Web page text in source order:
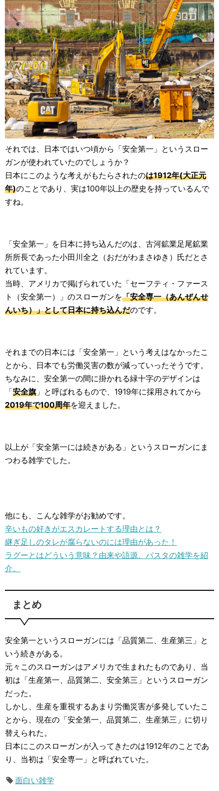
それでは、日本ではいつ頃から「安全第一」というスロー
ガンが使われていたのでしょうか？
日本にこのような考えがもたらされたのは1912年(大正元
年)のことであり、実は100年以上の歴史を持っているんで
すね。
「安全第一」を日本に持ち込んだのは、古河鉱業足尾鉱業
所所長であった小田川全之（おだがわまさゆき）氏だとさ
れています。
当時、アメリカで掲げられていた「セーフティ・ファース
ト（安全第一）」のスローガンを「安全専一（あんぜんせ
んいち）」として日本に持ち込んだのです。
それまでの日本には「安全第一」という考えはなかったこ
とから、日本でも労働災害の数が減っていったそうです。
ちなみに、安全第一の間に掛かれる緑十字のデザインは
「安全旗」と呼ばれるもので、1919年に採用されてから
2019年で100周年を迎えました。
以上が「安全第一には続きがある」というスローガンにま
つわる雑学でした。
他にも、こんな雑学がお勧めです。
辛いもの好きがエスカレートする理由とは？
継ぎ足しのタレが腐らないのには理由があった！
ラグーとはどういう意味？由来や語源、パスタの雑学を紹
介。
まとめ
安全第一というスローガンには「品質第二、生産第三」と
いう続きがある。
元々このスローガンはアメリカで生まれたものであり、当
初は「生産第一、品質第二、安全第三」というスローガン
だった。
しかし、生産を重視するあまり労働災害が多発していたこ
とから、現在の「安全第一、品質第二、生産第三」に切り
替えられた。
日本にこのスローガンが入ってきたのは1912年のことであ
り、当初は「安全専一」と呼ばれていた。
面白い雑学